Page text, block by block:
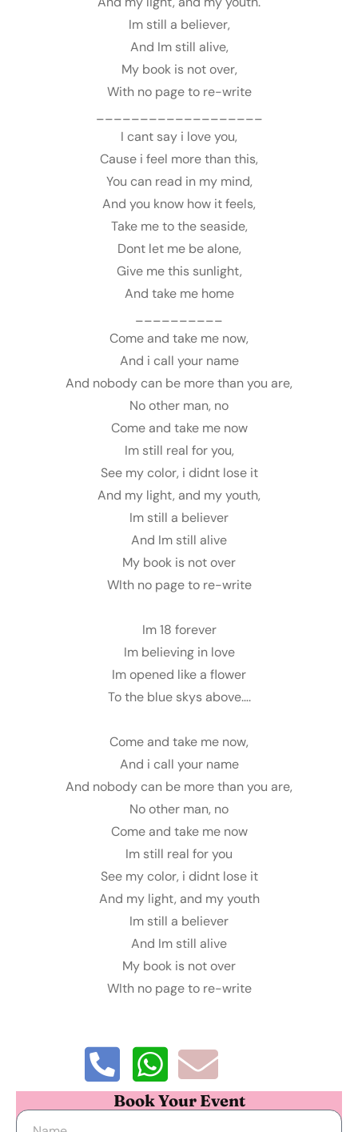
Im still a believer,
And Im still alive,
My book is not over,
With no page to re-write
___________________
I cant say i love you,
Cause i feel more than this,
You can read in my mind,
And you know how it feels,
Take me to the seaside,
Dont let me be alone,
Give me this sunlight,
And take me home
__________
Come and take me now,
And i call your name
And nobody can be more than you are,
No other man, no
Come and take me now
Im still real for you,
See my color, i didnt lose it
And my light, and my youth,
Im still a believer
And Im still alive
My book is not over
WIth no page to re-write
Im 18 forever
Im believing in love
Im opened like a flower
To the blue skys above….
Come and take me now,
And i call your name
And nobody can be more than you are,
No other man, no
Come and take me now
Im still real for you
See my color, i didnt lose it
And my light, and my youth
Im still a believer
And Im still alive
My book is not over
WIth no page to re-write
Book Your Event